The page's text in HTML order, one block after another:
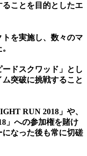
ことを目的としたエ
を実施し、数々のマ
ドスクワッド」とし
突破に挑戦すること
RUN 2018」や、
」への参加権を賭け
なった後も常に切磋